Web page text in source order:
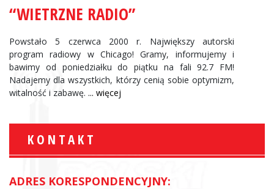
“WIETRZNE RADIO”
Powstało 5 czerwca 2000 r. Największy autorski
program radiowy w Chicago! Gramy, informujemy i
bawimy od poniedziałku do piątku na fali 92.7 FM!
Nadajemy dla wszystkich, którzy cenią sobie optymizm,
witalność i zabawę. ... więcej
KONTAKT
ADRES KORESPONDENCYJNY: